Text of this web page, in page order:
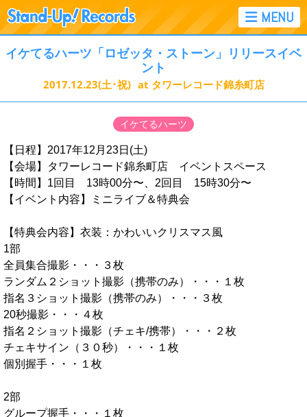
イケてるハーツ「ロゼッタ・ストーン」リリースイベ
ント
2017.12.23(土･祝) at タワーレコード錦糸町店
イケてるハーツ
【日程】2017年12月23日(土)
【会場】タワーレコード錦糸町店 イベントスペース
【時間】1回目 13時00分〜、2回目 15時30分〜
【イベント内容】ミニライブ＆特典会
【特典会内容】衣装：かわいいクリスマス風
1部
全員集合撮影・・・３枚
ランダム２ショット撮影（携帯のみ）・・・１枚
指名３ショット撮影（携帯のみ）・・・３枚
20秒撮影・・・４枚
指名２ショット撮影（チェキ/携帯）・・・２枚
チェキサイン（３０秒）・・・１枚
個別握手・・・１枚
2部
グループ握手・・・１枚